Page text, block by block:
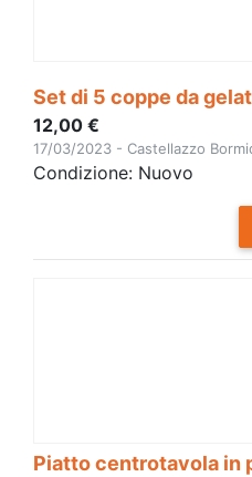
Set di 5 coppe da
12,00 €
17/03/2023 - Castellazzo
Condizione: Nuovo
Piatto centrotavola in